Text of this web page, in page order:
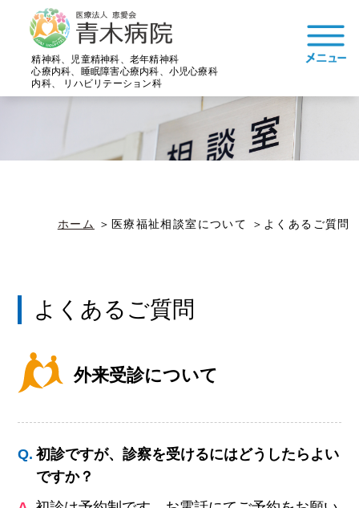
精神科、児童精神科、老年精神科
心療内科、睡眠障害心療内科、小児心療科
内科、 リハビリテーション科
ホーム 医療福祉相談室について よくあるご質問
よくあるご質問
外来受診について
Q. 初診ですが、診察を受けるにはどうしたらよい
ですか？